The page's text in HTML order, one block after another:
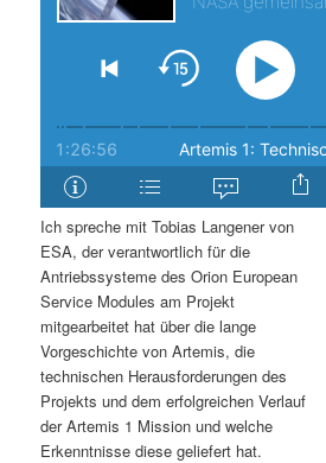
g
i
e
Ich spreche mit Tobias Langener von
ESA, der verantwortlich für die
Antriebssysteme des Orion European
Service Modules am Projekt
mitgearbeitet hat über die lange
Vorgeschichte von Artemis, die
technischen Herausforderungen des
Projekts und dem erfolgreichen Verlauf
der Artemis 1 Mission und welche
Erkenntnisse diese geliefert hat.